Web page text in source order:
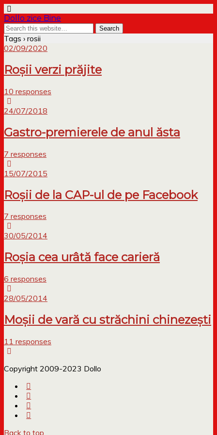
Dollo zice Bine
Tags › rosii
02/09/2020
Roșii verzi prăjite
10 responses
24/07/2018
Gastro-premierele de anul ăsta
7 responses
15/07/2015
Roșii de la CAP-ul de pe Facebook
7 responses
30/05/2014
Roșia cea urâtă face carieră
6 responses
28/05/2014
Moșii de vară cu străchini chinezești
11 responses
Copyright 2009-2023 Dollo
Back to top